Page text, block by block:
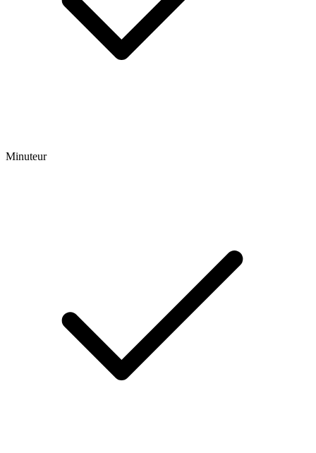
Minuteur